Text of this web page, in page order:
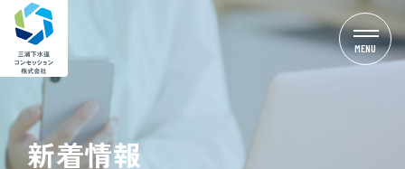
MENU
新着情報